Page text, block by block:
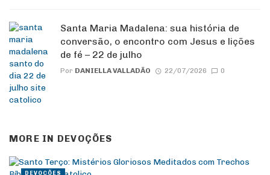
Santa Maria Madalena: sua história de
conversão, o encontro com Jesus e lições
de fé – 22 de julho
Por DANIELLA VALLADÃO 22/07/2026 0
MORE IN DEVOÇÕES
DEVOÇÕES